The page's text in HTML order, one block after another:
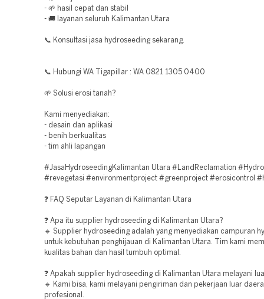
- 🌱 hasil cepat dan stabil
- 🚚 layanan seluruh Kalimantan Utara
📞 Konsultasi jasa hydroseeding sekarang.
📞 Hubungi WA Tigapillar : WA 0821 1305 0400
🌱 Solusi erosi tanah?
Kami menyediakan:
- desain dan aplikasi
- benih berkualitas
- tim ahli lapangan
#JasaHydroseedingKalimantan Utara #LandReclamation
#revegetasi #environmentproject #greenproject #erosicontrol
❓ FAQ Seputar Layanan di Kalimantan Utara
❓ Apa itu supplier hydroseeding di Kalimantan Utara?
🔹 Supplier hydroseeding adalah yang menyediakan campuran
untuk kebutuhan penghijauan di Kalimantan Utara. Tim kami
kualitas bahan dan hasil tumbuh optimal.
❓ Apakah supplier hydroseeding di Kalimantan Utara melayani
🔹 Kami bisa, kami melayani pengiriman dan pekerjaan luar
profesional.